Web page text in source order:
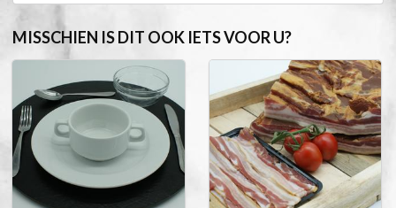
MISSCHIEN IS DIT OOK IETS VOOR U?